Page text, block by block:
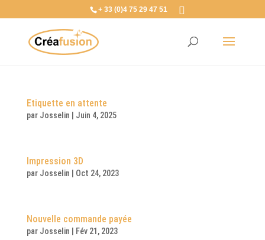
+ 33 (0)4 75 29 47 51
Etiquette en attente
par Josselin Juin 4, 2025
Impression 3D
par Josselin Oct 24, 2023
Nouvelle commande payée
par Josselin Fév 21, 2023